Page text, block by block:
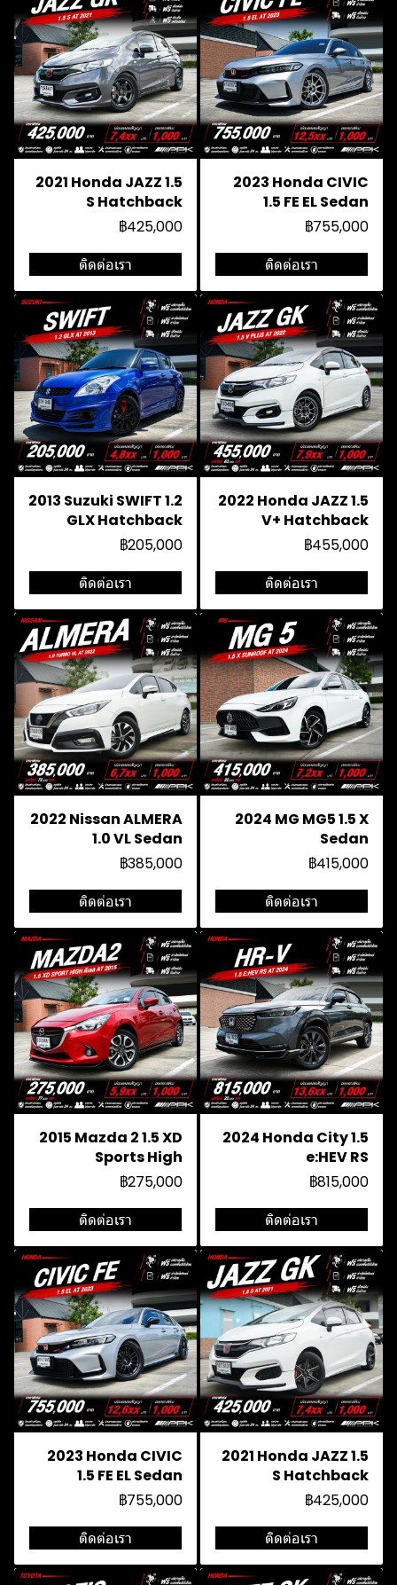
2021 Honda JAZZ 1.5
S Hatchback
฿425,000
ติดต่อเรา
2023 Honda CIVIC
1.5 FE EL Sedan
฿755,000
ติดต่อเรา
2013 Suzuki SWIFT 1.2
GLX Hatchback
฿205,000
ติดต่อเรา
2022 Honda JAZZ 1.5
V+ Hatchback
฿455,000
ติดต่อเรา
2022 Nissan ALMERA
1.0 VL Sedan
฿385,000
ติดต่อเรา
2024 MG MG5 1.5 X
Sedan
฿415,000
ติดต่อเรา
2015 Mazda 2 1.5 XD
Sports High
฿275,000
ติดต่อเรา
2024 Honda City 1.5
e:HEV RS
฿815,000
ติดต่อเรา
2023 Honda CIVIC
1.5 FE EL Sedan
฿755,000
ติดต่อเรา
2021 Honda JAZZ 1.5
S Hatchback
฿425,000
ติดต่อเรา